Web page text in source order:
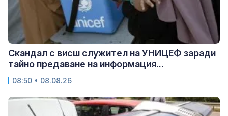
Скандал с висш служител на УНИЦЕФ заради
тайно предаване на информация...
08:50 • 08.08.26